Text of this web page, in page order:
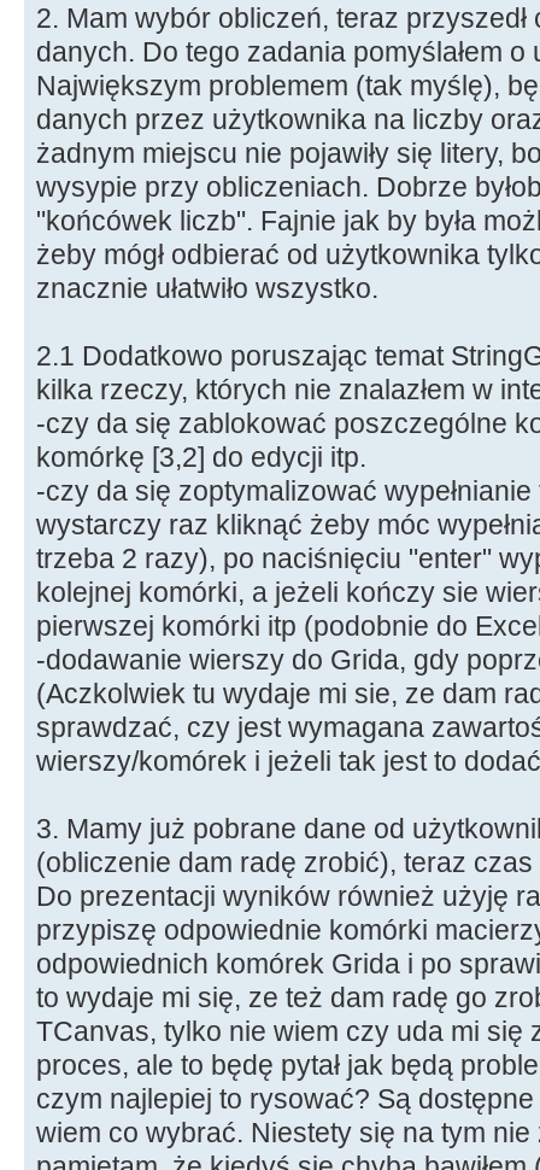
2. Mam wybór obliczeń, teraz
danych. Do tego zadania pomyślałem o
Największym problemem (tak myślę),
danych przez użytkownika na liczby
żadnym miejscu nie pojawiły się litery,
wysypie przy obliczeniach. Dobrze
"końcówek liczb". Fajnie jak by była
żeby mógł odbierać od użytkownika
znacznie ułatwiło wszystko.
2.1 Dodatkowo poruszając temat
kilka rzeczy, których nie znalazłem w
-czy da się zablokować poszczególne
komórkę [3,2] do edycji itp.
-czy da się zoptymalizować
wystarczy raz kliknąć żeby móc
trzeba 2 razy), po naciśnięciu "enter"
kolejnej komórki, a jeżeli kończy sie
pierwszej komórki itp (podobnie do
-dodawanie wierszy do Grida, gdy
(Aczkolwiek tu wydaje mi sie, ze dam
sprawdzać, czy jest wymagana
wierszy/komórek i jeżeli tak jest to
3. Mamy już pobrane dane od
(obliczenie dam radę zrobić), teraz
Do prezentacji wyników również użyję
przypiszę odpowiednie komórki
odpowiednich komórek Grida i po
to wydaje mi się, ze też dam radę go
TCanvas, tylko nie wiem czy uda mi się
proces, ale to będę pytał jak będą
czym najlepiej to rysować? Są
wiem co wybrać. Niestety się na tym